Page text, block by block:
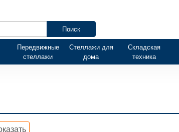
Передвижные
стеллажи
Стеллажи для
дома
Складская
техника